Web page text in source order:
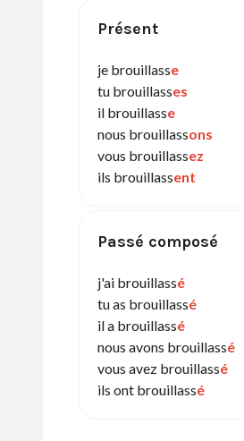
Présent
je brouillasse
tu brouillasses
il brouillasse
nous brouillassons
vous brouillassez
ils brouillassent
Passé composé
j'ai brouillassé
tu as brouillassé
il a brouillassé
nous avons brouillassé
vous avez brouillassé
ils ont brouillassé